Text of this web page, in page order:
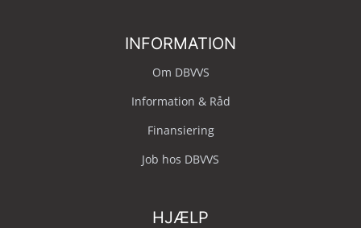
INFORMATION
Om DBVVS
Information & Råd
Finansiering
Job hos DBVVS
HJÆLP